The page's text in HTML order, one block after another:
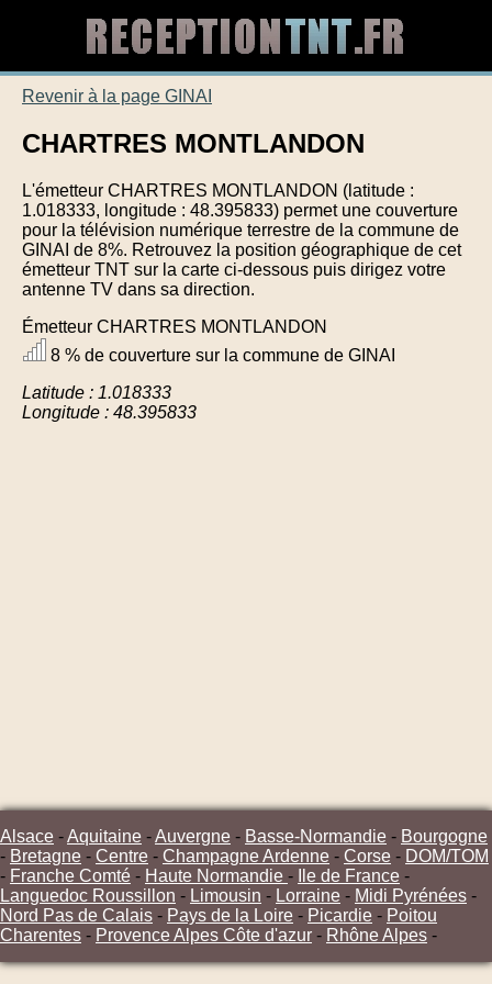
Revenir à la page GINAI
CHARTRES MONTLANDON
L'émetteur CHARTRES MONTLANDON (latitude :
1.018333, longitude : 48.395833) permet une couverture
pour la télévision numérique terrestre de la commune de
GINAI de 8%. Retrouvez la position géographique de cet
émetteur TNT sur la carte ci-dessous puis dirigez votre
antenne TV dans sa direction.
Émetteur CHARTRES MONTLANDON
8 % de couverture sur la commune de GINAI
Latitude : 1.018333
Longitude : 48.395833
Alsace -Aquitaine -Auvergne - Basse-Normandie - Bourgogne
- Bretagne - Centre - Champagne Ardenne - Corse - DOM/TOM
- Franche Comté - Haute Normandie - Ile de France -
Languedoc Roussillon - Limousin - Lorraine - Midi Pyrénées -
Nord Pas de Calais - Pays de la Loire - Picardie - Poitou
Charentes - Provence Alpes Côte d'azur - Rhône Alpes -